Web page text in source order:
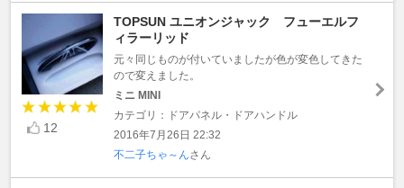
12
TOPSUN ユニオンジャック フューエルフ
ィラーリッド
元々同じものが付いていましたが色が変色してきた
ので変えました。
ミニ MINI
カテゴリ：ドアパネル・ドアハンドル
2016年7月26日 22:32
不二子ちゃ～んさん